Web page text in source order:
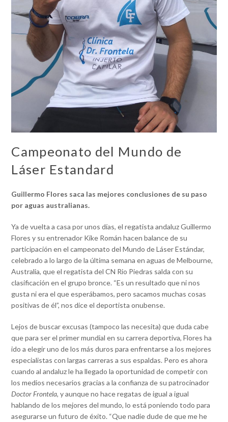
Campeonato del Mundo de
Láser Estandard
Guillermo Flores saca las mejores conclusiones de su paso
por aguas australianas.
Ya de vuelta a casa por unos días, el regatista andaluz Guillermo
Flores y su entrenador Kike Román hacen balance de su
participación en el campeonato del Mundo de Láser Estándar,
celebrado a lo largo de la última semana en aguas de Melbourne,
Australia, que el regatista del CN Rio Piedras salda con su
clasificación en el grupo bronce. “Es un resultado que ni nos
gusta ni era el que esperábamos, pero sacamos muchas cosas
positivas de él”, nos dice el deportista onubense.
Lejos de buscar excusas (tampoco las necesita) que duda cabe
que para ser el primer mundial en su carrera deportiva, Flores ha
ido a elegir uno de los más duros para enfrentarse a los mejores
especialistas con largas carreras a sus espaldas. Pero es ahora
cuando al andaluz le ha llegado la oportunidad de competir con
los medios necesarios gracias a la confianza de su patrocinador
Doctor Frontela, y aunque no hace regatas de igual a igual
hablando de los mejores del mundo, lo está poniendo todo para
asegurarse un futuro de éxito. “Que nadie dude de que me he